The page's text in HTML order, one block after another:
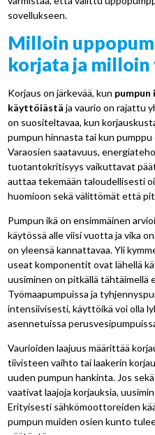
sovellukseen.
Milloin
korjata ja milloin
Korjaus on järkevää, kun
käyttöiästä ja vaurio on rajattu
on suositeltavaa, kun
pumpun hinnasta tai kun
Varaosien saatavuus,
tuotantokritisyys vaikuttavat
auttaa tekemään taloudellisesti
huomioon sekä välittömät että
Pumpun ikä on ensimmäinen
käytössä alle viisi vuotta ja vika
on yleensä kannattavaa. Yli
useat komponentit ovat lähellä
uusiminen on pitkällä tähtäimellä
Työmaapumpuissa ja
intensiivisesti, käyttöikä voi olla
asennetuissa
Vaurioiden laajuus määrittää
tiivisteen vaihto tai laakerin
uuden pumpun hankinta. Jos
vaativat laajoja korjauksia,
Erityisesti sähkömoottoreiden
pumpun muiden osien kunto